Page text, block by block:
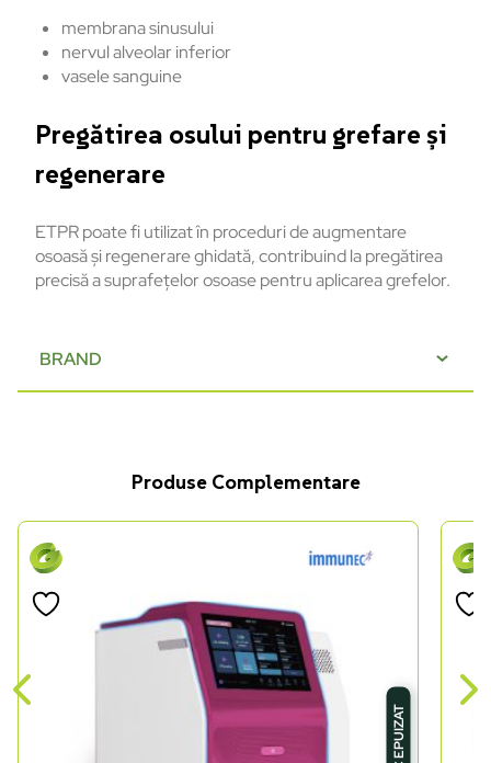
membrana sinusului
nervul alveolar inferior
vasele sanguine
Pregătirea osului pentru grefare și
regenerare
ETPR poate fi utilizat în proceduri de augmentare
osoasă și regenerare ghidată, contribuind la pregătirea
precisă a suprafețelor osoase pentru aplicarea grefelor.
BRAND
Produse Complementare